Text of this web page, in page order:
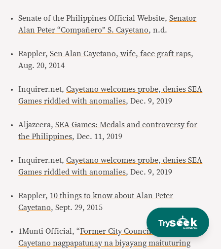
Try
Senate of the Philippines Official Website,Senator
Alan Peter “Compañero” S. Cayetano, n.d.
Rappler,Sen Alan Cayetano, wife, face graft raps,
Aug. 20, 2014
Inquirer.net,Cayetano welcomes probe, denies SEA
Games riddled with anomalies, Dec. 9, 2019
Aljazeera,SEA Games: Medals and controversy for
the Philippines, Dec. 11, 2019
Inquirer.net,Cayetano welcomes probe, denies SEA
Games riddled with anomalies, Dec. 9, 2019
Rappler, 10 things to know about Alan Peter
Cayetano, Sept. 29, 2015
1Munti Official, “Former City Councilor Ren Ren
Cayetano nagpapatunay na biyayang maituturing